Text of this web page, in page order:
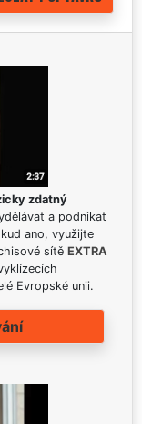
zdatný
a podnikat
ano, využijte
sítě EXTRA
Evropské unii.